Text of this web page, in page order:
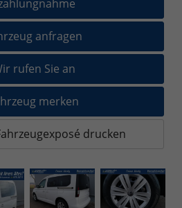
anfragen
rufen Sie an
merken
drucken